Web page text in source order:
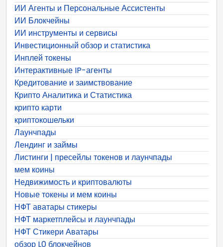
ИИ Агенты и Персональные Ассистенты
ИИ Блокчейны
ИИ инструменты и сервисы
Инвестиционный обзор и статистика
Инплей токены
Интерактивные IP-агенты
Кредитование и заимствование
Крипто Аналитика и Статистика
крипто карти
криптокошельки
Лаунчпады
Лендинг и займы
Листинги | пресейлы токенов и лаунчпады
мем коины
Недвижимость и криптовалюты
Новые токены и мем коины
НФТ аватары стикеры
НФТ маркетплейсы и лаунчпады
НФТ Стикери Аватары
обзор L0 блокчейнов